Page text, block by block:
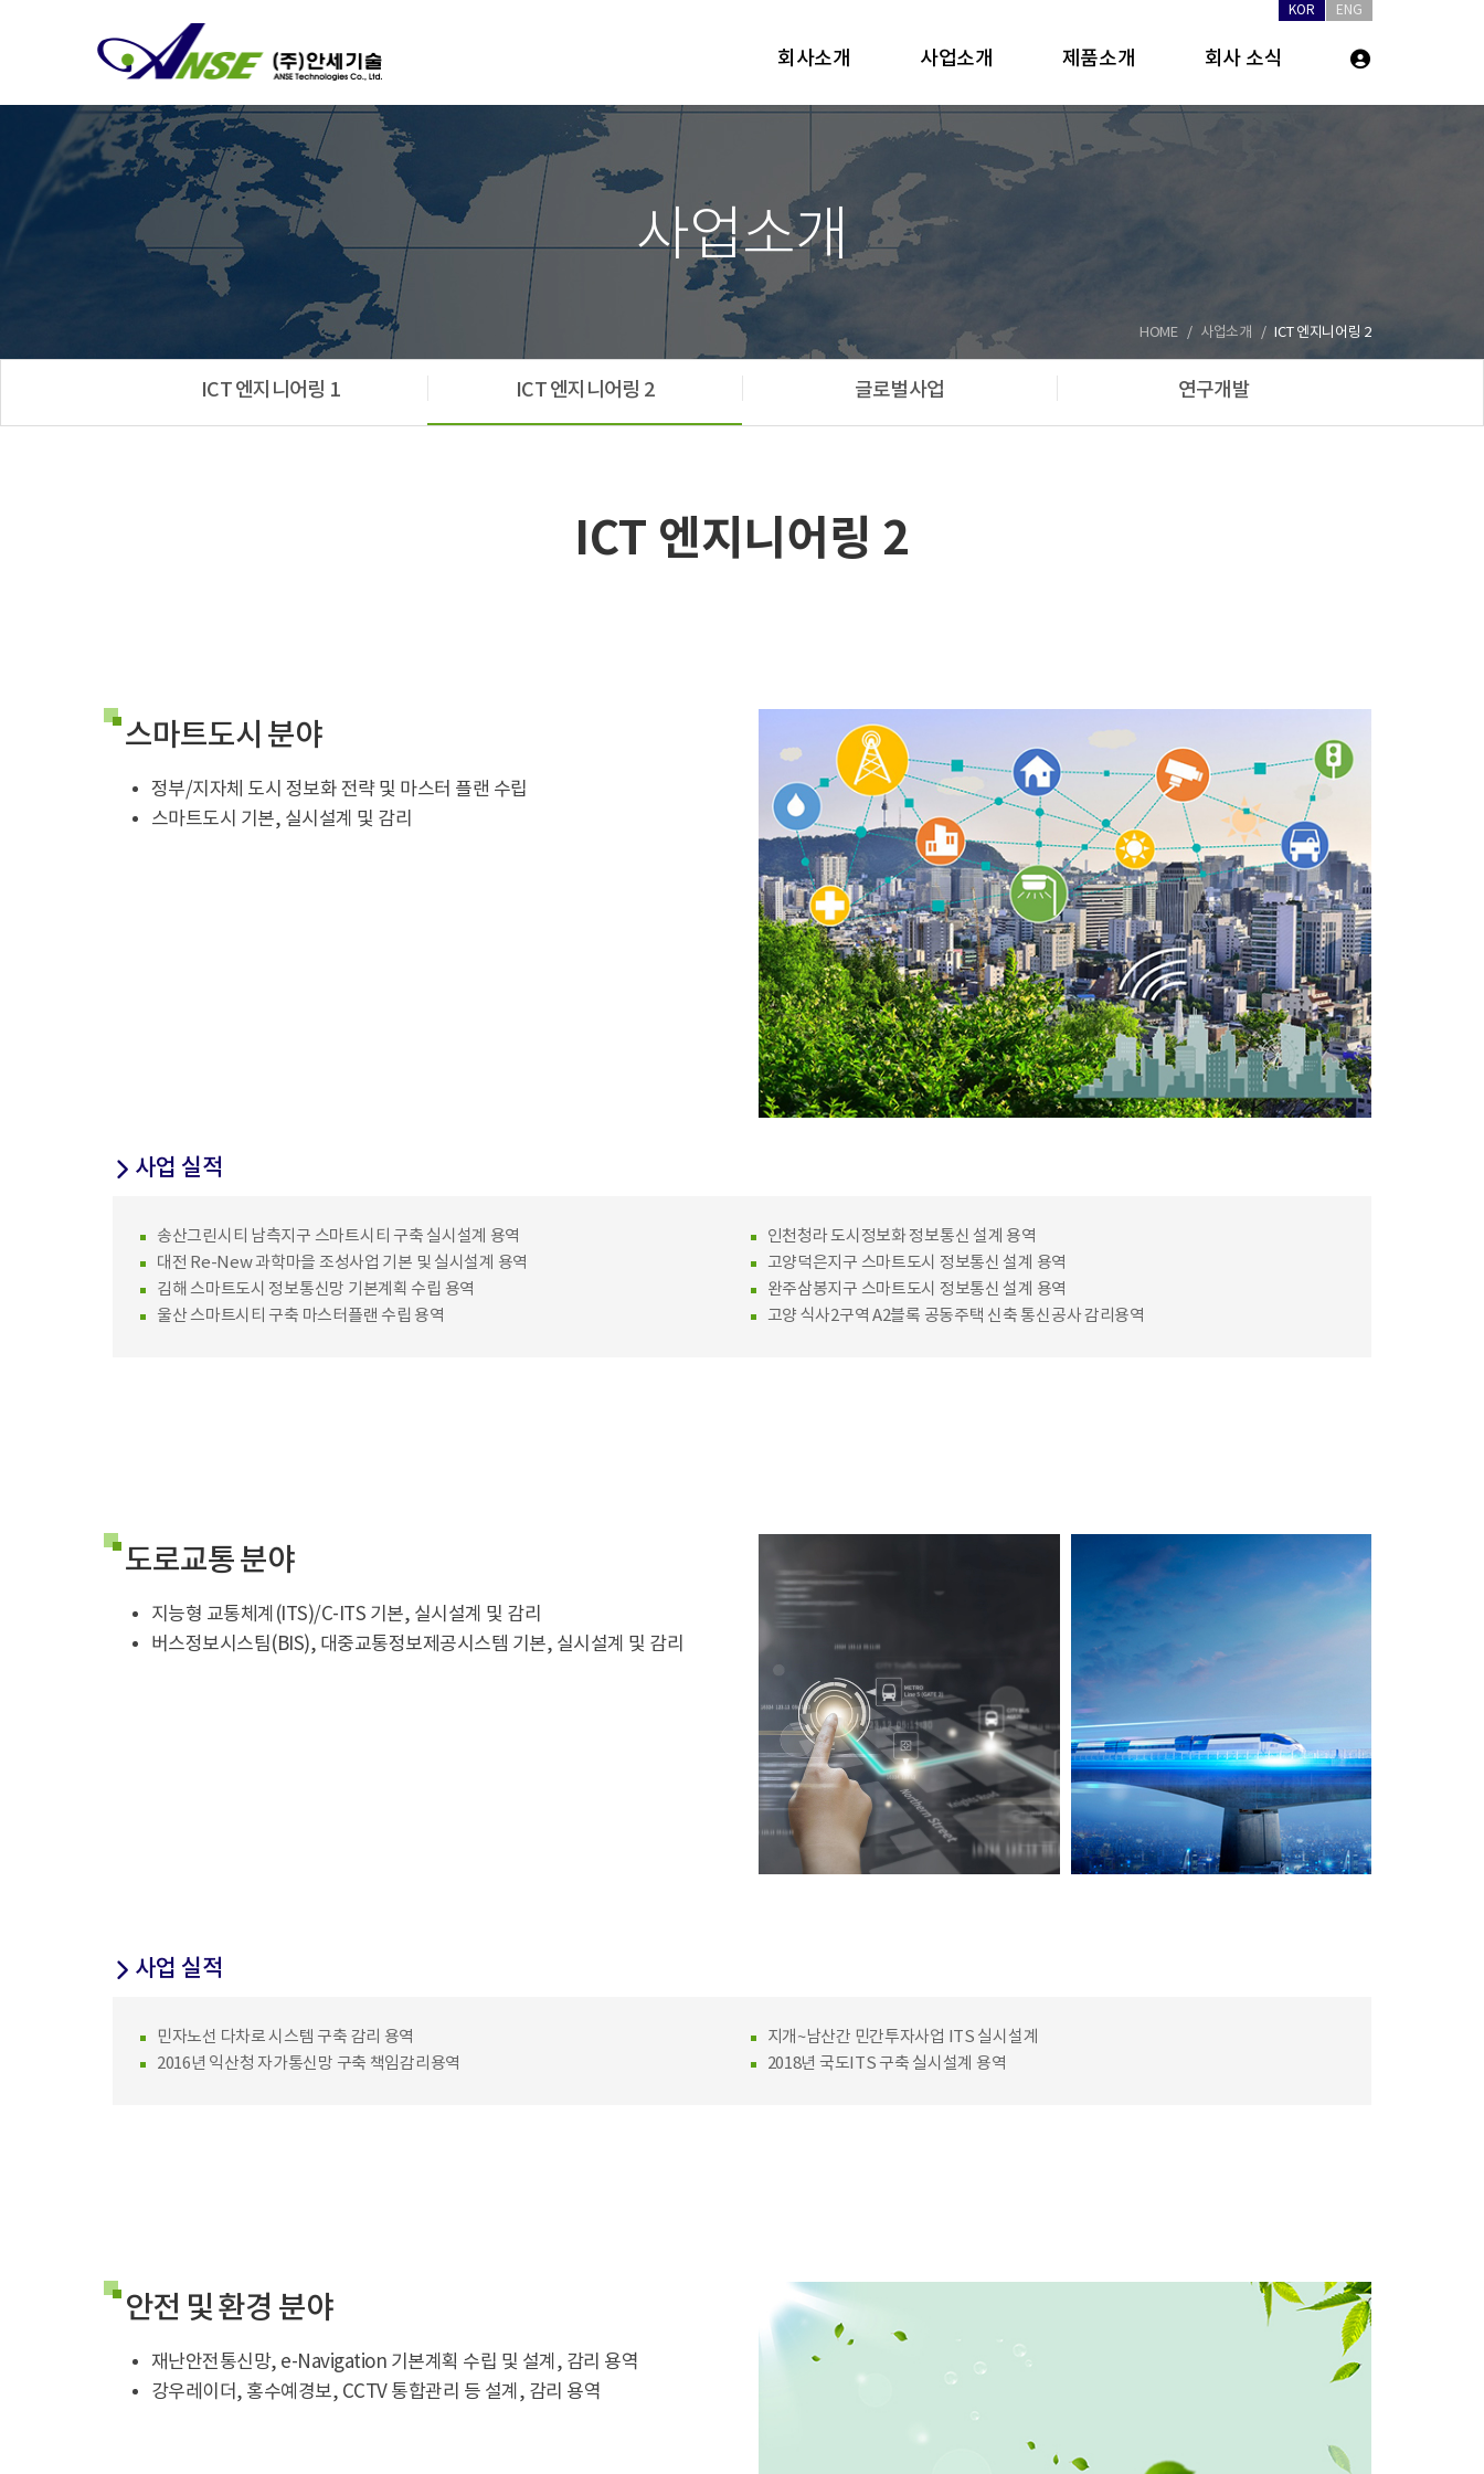
KOR ENG
회사소개 사업소개 제품소개 회사 소식
사업소개
HOME 사업소개 ICT 엔지니어링 2
ICT 엔지니어링 1 ICT 엔지니어링 2 글로벌사업 연구개발
ICT 엔지니어링 2
스마트도시 분야
정부/지자체 도시 정보화 전략 및 마스터 플랜 수립
스마트도시 기본, 실시설계 및 감리
사업 실적
송산그린시티 남측지구 스마트시티 구축 실시설계 용역
대전 Re-New 과학마을 조성사업 기본 및 실시설계 용역
김해 스마트도시 정보통신망 기본계획 수립 용역
울산 스마트시티 구축 마스터플랜 수립 용역
인천청라 도시정보화 정보통신 설계 용역
고양덕은지구 스마트도시 정보통신 설계 용역
완주삼봉지구 스마트도시 정보통신 설계 용역
고양 식사2구역 A2블록 공동주택 신축 통신공사 감리용역
도로교통 분야
지능형 교통체계(ITS)/C-ITS 기본, 실시설계 및 감리
버스정보시스팀(BIS), 대중교통정보제공시스템 기본, 실시설계 및 감리
사업 실적
민자노선 다차로 시스템 구축 감리 용역
2016년 익산청 자가통신망 구축 책임감리용역
지개~남산간 민간투자사업 ITS 실시설계
2018년 국도ITS 구축 실시설계 용역
안전 및 환경 분야
재난안전통신망, e-Navigation 기본계획 수립 및 설계, 감리 용역
강우레이더, 홍수예경보, CCTV 통합관리 등 설계, 감리 용역